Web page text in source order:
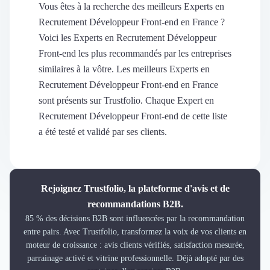
Découvrir le média
Cabinet de Recrutement
Gestion paie
Qualité de Vie au Travail (QVT)
Portage Salarial
Responsabilité Sociétale des Entreprises (RSE)
Marketplace de freelance
Coaching
Vous êtes à la recherche des meilleurs Experts en
Recrutement Développeur Front-end en France ?
Voici les Experts en Recrutement Développeur
Front-end les plus recommandés par les entreprises
similaires à la vôtre. Les meilleurs Experts en
Recrutement Développeur Front-end en France
sont présents sur Trustfolio. Chaque Expert en
Recrutement Développeur Front-end de cette liste
a été testé et validé par ses clients.
Rejoignez Trustfolio, la plateforme d'avis et de
recommandations B2B.
85 % des décisions B2B sont influencées par la recommandation
entre pairs. Avec Trustfolio, transformez la voix de vos clients en
moteur de croissance : avis clients vérifiés, satisfaction mesurée,
parrainage activé et vitrine professionnelle. Déjà adopté par des